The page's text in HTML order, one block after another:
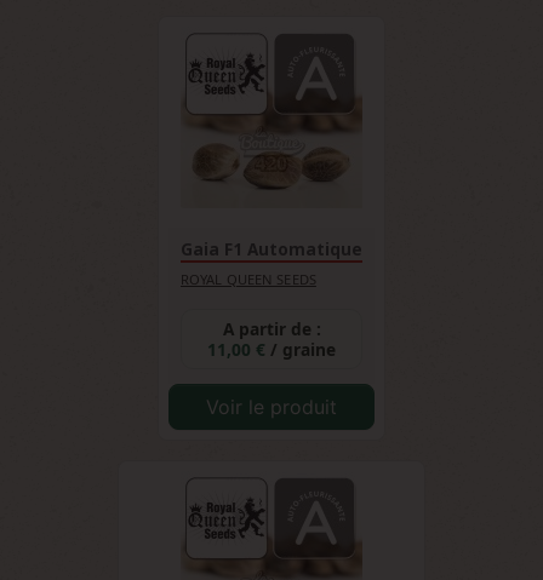
valeur, tout en offrant une introduction
authentique à l'univers des variétés Kush
premium développées par Royal Queen
Gaia F1 Automatique
ROYAL QUEEN SEEDS
A partir de :
11,00 € / graine
Voir le produit